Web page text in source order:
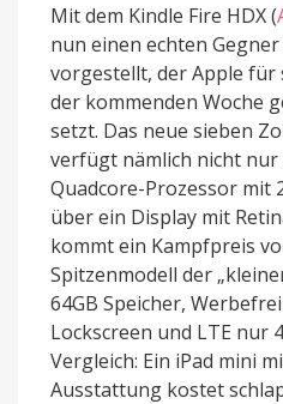
Mit dem Kindle Fire HDX (
nun einen echten
vorgestellt, der Apple für
der kommenden Woche
setzt. Das neue sieben
verfügt nämlich nicht
Quadcore-Prozessor mit
über ein Display mit
kommt ein Kampfpreis
Spitzenmodell der
64GB Speicher,
Lockscreen und LTE nur
Vergleich: Ein iPad mini
Ausstattung kostet